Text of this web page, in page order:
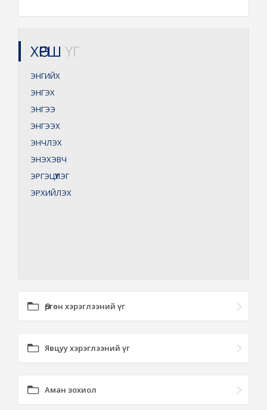
ХӨРШ ҮГ
ЭНГИЙХ
ЭНГЭХ
ЭНГЭЭ
ЭНГЭЭХ
ЭНЧЛЭХ
ЭНЭХЭВЧ
ЭРГЭЦҮҮЛЭГ
ЭРХИЙЛЭХ
Өргөн хэрэглээний үг
Явцуу хэрэглээний үг
Аман зохиол